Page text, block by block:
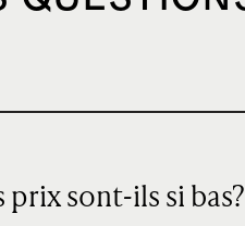
prix sont-ils si bas?